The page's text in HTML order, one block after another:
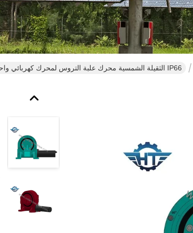
IP66 الثقيلة الشمسية محرك علبة التروس لمحرك كهربائي واحد محور نظام تتبع